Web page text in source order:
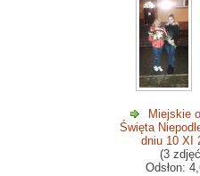
Miejskie
Święta
dniu 10 XI
(3
Odsłon: